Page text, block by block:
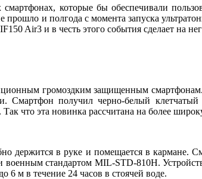
которые бы обеспечивали
и полгода с момента запуска
Air3 и в честь этого события сделает на
громоздким защищенным
Смартфон получил черно-белый
что эта новинка рассчитана на более
держится в руке и помещается в кармане.
стандартом MIL-STD-810H.
6 м в течение 24 часов в стоячей воде.